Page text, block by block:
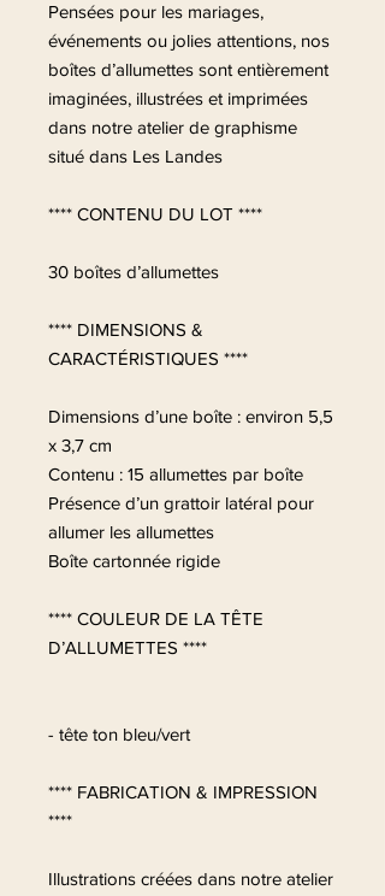
Pensées pour les mariages,
événements ou jolies attentions, nos
boîtes d’allumettes sont entièrement
imaginées, illustrées et imprimées
dans notre atelier de graphisme
situé dans Les Landes
**** CONTENU DU LOT ****
30 boîtes d’allumettes
**** DIMENSIONS &
CARACTÉRISTIQUES ****
Dimensions d’une boîte : environ 5,5
x 3,7 cm
Contenu : 15 allumettes par boîte
Présence d’un grattoir latéral pour
allumer les allumettes
Boîte cartonnée rigide
**** COULEUR DE LA TÊTE
D’ALLUMETTES ****
- tête ton bleu/vert
**** FABRICATION & IMPRESSION
****
Illustrations créées dans notre atelier